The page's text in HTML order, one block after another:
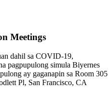
Meetings
dahil sa COVID-19,
pagpupulong simula Biyernes
ay gaganapin sa Room 305
Pl, San Francisco, CA